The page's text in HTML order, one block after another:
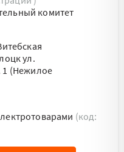
комитет
ул.
1 (Нежилое
(код: